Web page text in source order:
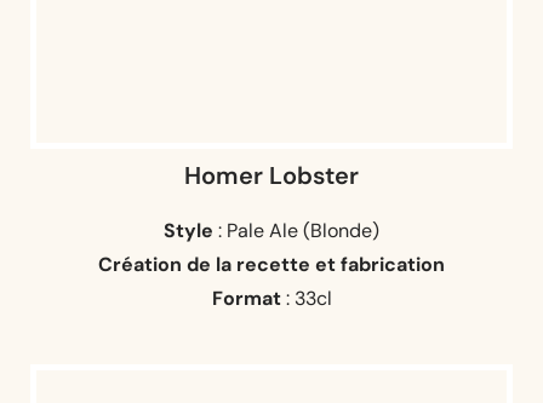
Homer Lobster
Style : Pale Ale (Blonde)
Création de la recette et fabrication
Format: 33cl